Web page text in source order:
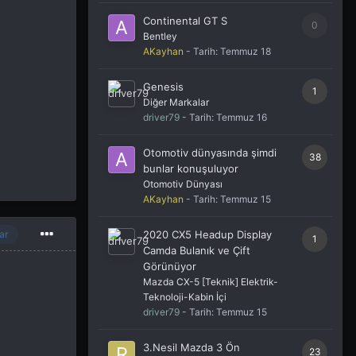
0
Continental GT S
Bentley
AKayhan - Tarih: Temmuz 18
1
Genesis
Diğer Markalar
driver79 - Tarih: Temmuz 16
38
Otomotiv dünyasında şimdi
bunlar konuşuluyor
Otomotiv Dünyası
AKayhan - Tarih: Temmuz 15
1
2020 CX5 Headup Display
Camda Bulanık ve Çift
Görünüyor
Mazda CX-5 [Teknik] Elektrik-
Teknoloji-Kabin İçi
driver79 - Tarih: Temmuz 15
23
3.Nesil Mazda 3 Ön